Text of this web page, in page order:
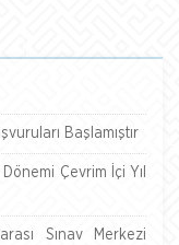
Başlamıştır
Çevrim İçi Yıl
Sınav Merkezi